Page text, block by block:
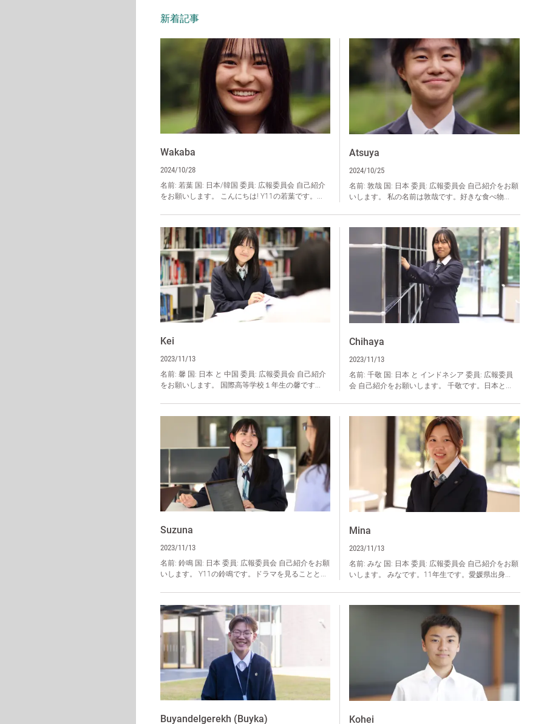
新着記事
Wakaba
2024/10/28
名前: 若葉 国: 日本/韓国 委員: 広報委員会 自己紹介
をお願いします。 こんにちは! Y11の若葉です。...
Atsuya
2024/10/25
名前: 敦哉 国: 日本 委員: 広報委員会 自己紹介をお願
いします。 私の名前は敦哉です。好きな食べ物...
Kei
2023/11/13
名前: 馨 国: 日本 と 中国 委員: 広報委員会 自己紹介
をお願いします。 国際高等学校１年生の馨です...
Chihaya
2023/11/13
名前: 千敬 国: 日本 と インドネシア 委員: 広報委員
会 自己紹介をお願いします。 千敬です。日本と...
Suzuna
2023/11/13
名前: 鈴鳴 国: 日本 委員: 広報委員会 自己紹介をお願
いします。 Y11の鈴鳴です。ドラマを見ることと...
Mina
2023/11/13
名前: みな 国: 日本 委員: 広報委員会 自己紹介をお願
いします。 みなです。11年生です。愛媛県出身...
Buyandelgerekh (Buyka) Kohei